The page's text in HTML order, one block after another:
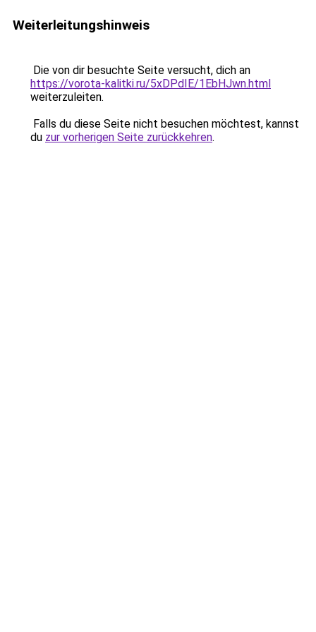
Weiterleitungshinweis
Die von dir besuchte Seite versucht, dich an
https://vorota-kalitki.ru/5xDPdIE/1EbHJwn.html
weiterzuleiten.
Falls du diese Seite nicht besuchen möchtest, kannst
du zur vorherigen Seite zurückkehren.